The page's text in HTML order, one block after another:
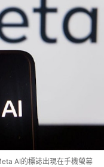
AI的標誌出現在手機螢幕